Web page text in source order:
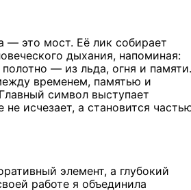
— это мост. Её лик собирает
дыхания, напоминая:
— из льда, огня и памяти.
временем, памятью и
символ выступает
исчезает, а становится
элемент, а глубокий
работе я объединила